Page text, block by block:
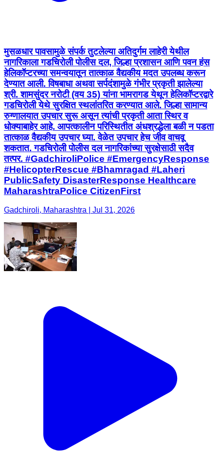
मुसळधार पावसामुळे संपर्क तुटलेल्या अतिदुर्गम लाहेरी येथील
नागरिकाला गडचिरोली पोलीस दल, जिल्हा प्रशासन आणि पवन हंस
हेलिकॉप्टरच्या समन्वयातून तात्काळ वैद्यकीय मदत उपलब्ध करून
देण्यात आली. विषबाधा अथवा सर्पदंशामुळे गंभीर प्रकृती झालेल्या
श्री. शामसुंदर नरोटी (वय 35) यांना भामरागड येथून हेलिकॉप्टरद्वारे
गडचिरोली येथे सुरक्षित स्थलांतरित करण्यात आले. जिल्हा सामान्य
रुग्णालयात उपचार सुरू असून त्यांची प्रकृती आता स्थिर व
धोक्याबाहेर आहे. आपत्कालीन परिस्थितीत अंधश्रद्धेला बळी न पडता
तात्काळ वैद्यकीय उपचार घ्या. वेळेत उपचार हेच जीव वाचवू
शकतात. गडचिरोली पोलीस दल नागरिकांच्या सुरक्षेसाठी सदैव
तत्पर. #GadchiroliPolice #EmergencyResponse
#HelicopterRescue #Bhamragad #Laheri
PublicSafety DisasterResponse Healthcare
MaharashtraPolice CitizenFirst
Gadchiroli, Maharashtra | Jul 31, 2026